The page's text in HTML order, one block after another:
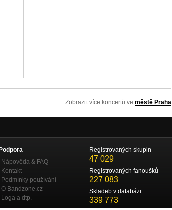
Zobrazit více koncertů ve městě Praha
Podpora
Nápověda & FAQ
Kontakt
Podmínky používání
O Bandzone.cz
Loga a dtp.
Registrovaných skupin
47 029
Registrovaných fanoušků
227 083
Skladeb v databázi
339 773